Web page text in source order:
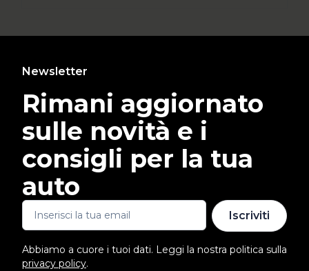
Newsletter
Rimani aggiornato
sulle novità e i
consigli per la tua
auto
Iscriviti
Abbiamo a cuore i tuoi dati. Leggi la nostra politica sulla
privacy policy.